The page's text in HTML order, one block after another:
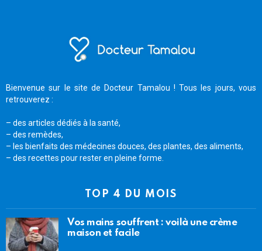
Bienvenue sur le site de Docteur Tamalou ! Tous les jours, vous
retrouverez :
– des articles dédiés à la santé,
– des remèdes,
– les bienfaits des médecines douces, des plantes, des aliments,
– des recettes pour rester en pleine forme.
TOP 4 DU MOIS
Vos mains souffrent : voilà une crème
maison et facile